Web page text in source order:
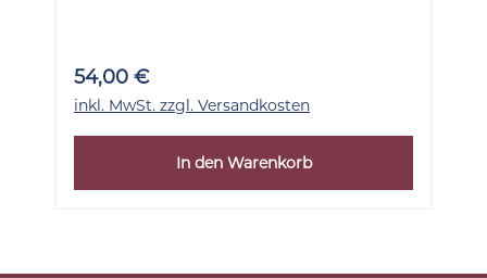
54,00 €
inkl. MwSt. zzgl. Versandkosten
In den Warenkorb